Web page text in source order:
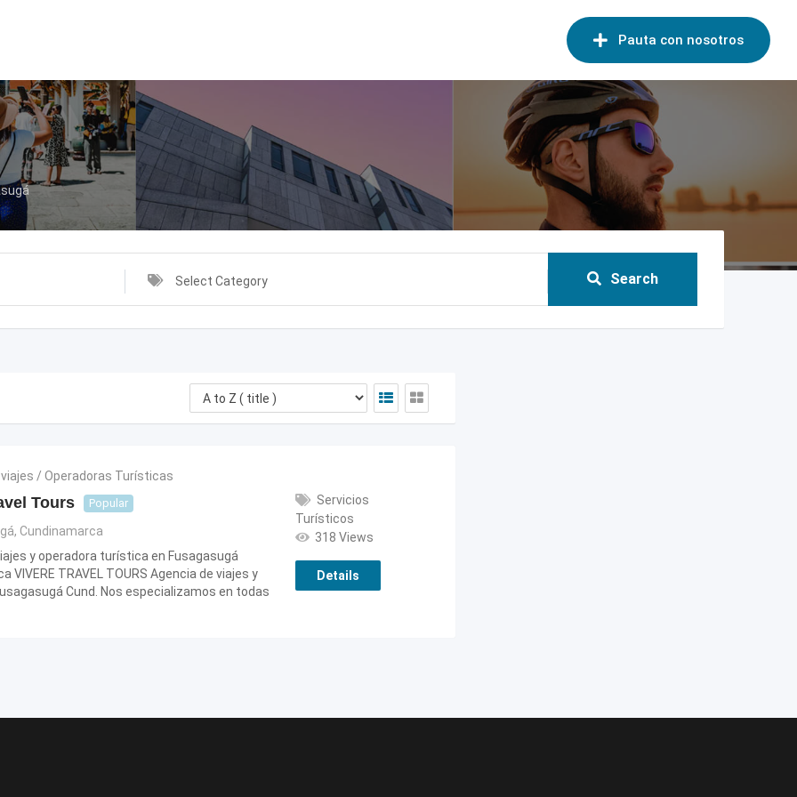
Pauta con nosotros
Select Category Search
/ Operadoras Turísticas
Tours Popular
, Cundinamarca
y operadora turística en Fusagasugá
VIVERE TRAVEL TOURS Agencia de viajes y
Cund. Nos especializamos en todas
Servicios
Turísticos
318 Views
Details